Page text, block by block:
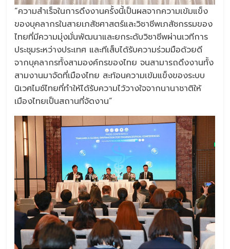
“ความสำเร็จในการดึงงานครั้งนี้เป็นผลจากความเข้มแข็ง
ของบุคลากรในสายเภสัชศาสตร์และวิชาชีพเภสัชกรรมของ
ไทยที่มีความมุ่งมั่นพัฒนาและยกระดับวิชาชีพผ่านเวทีการ
ประชุมระหว่างประเทศ และทีเส็บได้รับความร่วมมือด้วยดี
จากบุคลากรทั้งสามองค์กรของไทย จนสามารถดึงงานทั้ง
สามงานมาจัดที่เมืองไทย สะท้อนความเข้มแข็งของระบบ
นิเวศไมซ์ไทยที่ทำให้ได้รับความไว้วางใจจากนานาชาติให้
เมืองไทยเป็นสถานที่จัดงาน”